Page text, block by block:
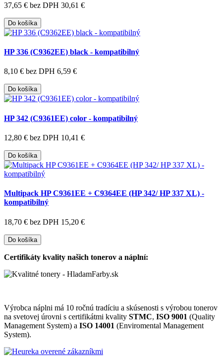
37,65 € bez DPH 30,61 €
Do košíka
HP 336 (C9362EE) black - kompatibilný
8,10 € bez DPH 6,59 €
Do košíka
HP 342 (C9361EE) color - kompatibilný
12,80 € bez DPH 10,41 €
Do košíka
Multipack HP C9361EE + C9364EE (HP 342/ HP 337 XL) -
kompatibilný
18,70 € bez DPH 15,20 €
Do košíka
Certifikáty kvality našich tonerov a náplní:
Výrobca náplni má 10 ročnú tradíciu a skúsenosti s výrobou tonerov
na svetovej úrovni s certifikátmi kvality STMC, ISO 9001 (Quality
Management System) a ISO 14001 (Enviromental Management
System).